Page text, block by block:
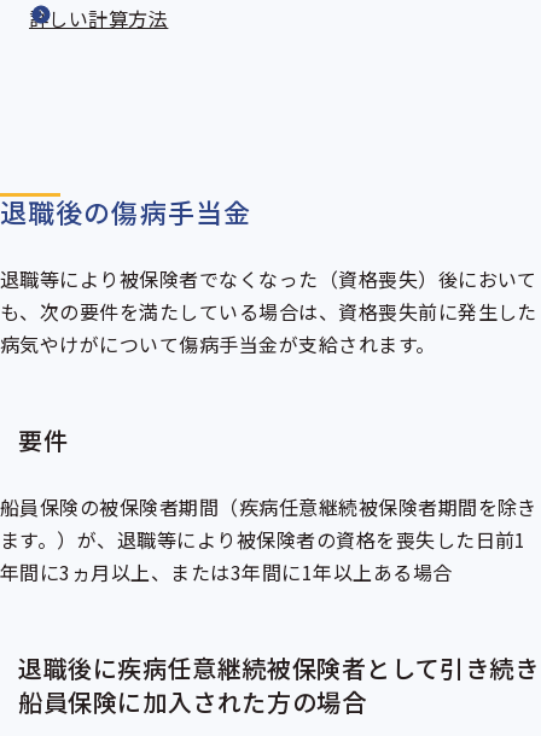
詳しい計算方法
退職後の傷病手当金
退職等により被保険者でなくなった（資格喪失）後において
も、次の要件を満たしている場合は、資格喪失前に発生した
病気やけがについて傷病手当金が支給されます。
要件
船員保険の被保険者期間（疾病任意継続被保険者期間を除き
ます。）が、退職等により被保険者の資格を喪失した日前1
年間に3ヵ月以上、または3年間に1年以上ある場合
退職後に疾病任意継続被保険者として引き続き
船員保険に加入された方の場合